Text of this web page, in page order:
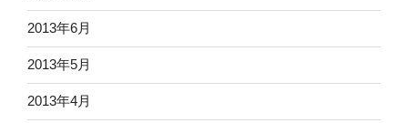
2013年6月
2013年5月
2013年4月